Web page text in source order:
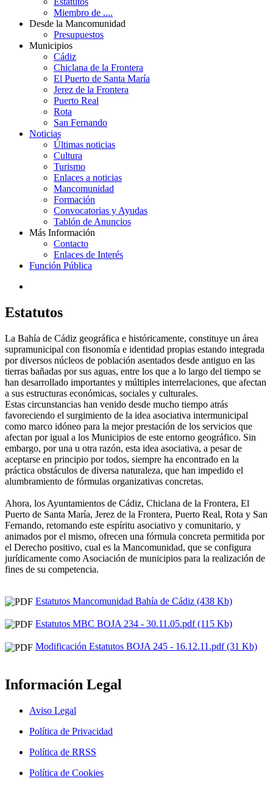
Miembro de ....
Desde la Mancomunidad
Presupuestos
Municipios
Cádiz
Chiclana de la Frontera
El Puerto de Santa María
Jerez de la Frontera
Puerto Real
Rota
San Fernando
Noticias
Últimas noticias
Cultura
Turismo
Enlaces a noticias
Mancomunidad
Formación
Convocatorias y Ayudas
Tablón de Anuncios
Más Información
Contacto
Enlaces de Interés
Función Pública
Estatutos
La Bahía de Cádiz geográfica e históricamente, constituye un área
supramunicipal con fisonomía e identidad propias estando integrada
por diversos núcleos de población asentados desde antiguo en las
tierras bañadas por sus aguas, entre los que a lo largo del tiempo se
han desarrollado importantes y múltiples interrelaciones, que afectan
a sus estructuras económicas, sociales y culturales.
Estas circunstancias han venido desde mucho tiempo atrás
favoreciendo el surgimiento de la idea asociativa intermunicipal
como marco idóneo para la mejor prestación de los servicios que
afectan por igual a los Municipios de este entorno geográfico. Sin
embargo, por una u otra razón, esta idea asociativa, a pesar de
aceptarse en principio por todos, siempre ha encontrado en la
práctica obstáculos de diversa naturaleza, que han impedido el
alumbramiento de fórmulas organizativas concretas.
Ahora, los Ayuntamientos de Cádiz, Chiclana de la Frontera, El
Puerto de Santa María, Jerez de la Frontera, Puerto Real, Rota y San
Fernando, retomando este espíritu asociativo y comunitario, y
animados por el mismo, ofrecen una fórmula concreta permitida por
el Derecho positivo, cual es la Mancomunidad, que se configura
jurídicamente como Asociación de municipios para la realización de
fines de su competencia.
Estatutos Mancomunidad Bahía de Cádiz (438 Kb)
Estatutos MBC BOJA 234 - 30.11.05.pdf (115 Kb)
Modificación Estatutos BOJA 245 - 16.12.11.pdf (31 Kb)
Información Legal
Aviso Legal
Política de Privacidad
Política de RRSS
Política de Cookies